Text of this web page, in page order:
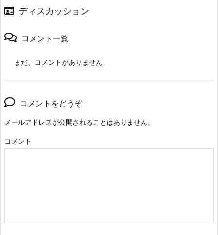
ディスカッション
コメント一覧
まだ、コメントがありません
コメントをどうぞ
メールアドレスが公開されることはありません。
コメント